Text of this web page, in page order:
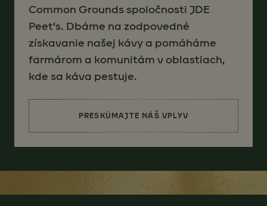
Common Grounds spoločnosti JDE
Peet's. Dbáme na zodpovedné
získavanie našej kávy a pomáháme
farmárom a komunitám v oblastiach,
kde sa káva pestuje.
PRESKÚMAJTE NÁŠ VPLYV